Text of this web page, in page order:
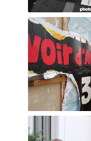
précédées).